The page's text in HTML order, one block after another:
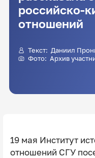
российско-
отношений
Текст: Даниил
Фото: Архив
19 мая Институт
отношений СГУ